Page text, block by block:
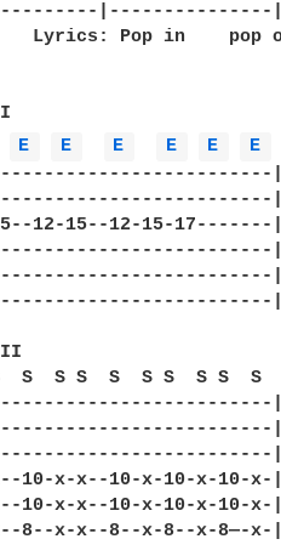
|---------------|
Lyrics: Pop in    pop
E E E E E E
12-15--12-15-
II
S  S S  S  S S  S S  S
10-x-x--10-x-10-x-10-
10-x-x--10-x-10-x-10-
8--x-x--8--x-8--x-8—-